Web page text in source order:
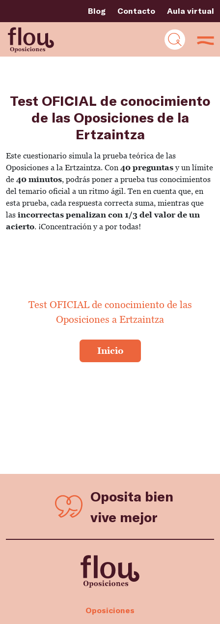
Blog Contacto Aula virtual
Test OFICIAL de conocimiento
de las Oposiciones de la
Ertzaintza
Este cuestionario simula la prueba teórica de las
Oposiciones a la Ertzaintza. Con 40 preguntasy un límite
de 40 minutos, podrás poner a prueba tus conocimientos
del temario oficial a un ritmo ágil. Ten en cuenta que, en
esta prueba, cada respuesta correcta suma, mientras que
las incorrectas penalizan con 1/3 del valor de un
acierto. ¡Concentración y a por todas!
Test OFICIAL de conocimiento de las
Oposiciones a Ertzaintza
Oposita bien
vive mejor
Oposiciones